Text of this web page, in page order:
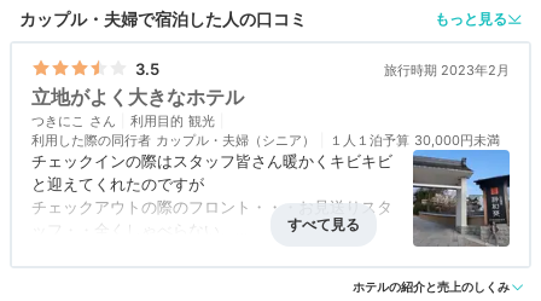
ミストサウナやプール付き、ダブルベッドが6台入る部屋
など多彩
木箱の引き出しを開ける瞬間がワクワク！大分の美味が
並ぶ和朝食
カップル・夫婦で宿泊した人の口コミ もっと見る
3.5 旅行時期 2023年2月
立地がよく大きなホテル
つきにこ 利用目的 観光
利用した際の同行者 カップル・夫婦（シニア） １人１泊予算 30,000円未満
チェックインの際はスタッフ皆さん暖かくキビキビ
と迎えてくれたのですが
チェックアウトの際のフロント・・・お見送りスタ
ッフ・・全くしゃべらない。
アクセス 4.0 コスパ 3.5 客室 4.0 接客対応 3.0 風呂 3.0
ホテルの紹介と売上のしくみ